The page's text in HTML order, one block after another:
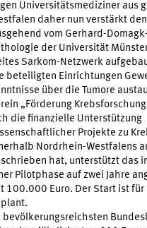
Universitätsmediziner aus
daher nun verstärkt
vom Gerhard-
der Universität
Sarkom-Netzwerk
beteiligten Einrichtungen
über die Tumore
„Förderung Krebsforschung
die finanzielle Unterstützung
Projekte zu
Nordrhein-Westfalens
hat, unterstützt das
Pilotphase auf zwei Jahre
100.000 Euro. Der Start ist für
bevölkerungsreichsten